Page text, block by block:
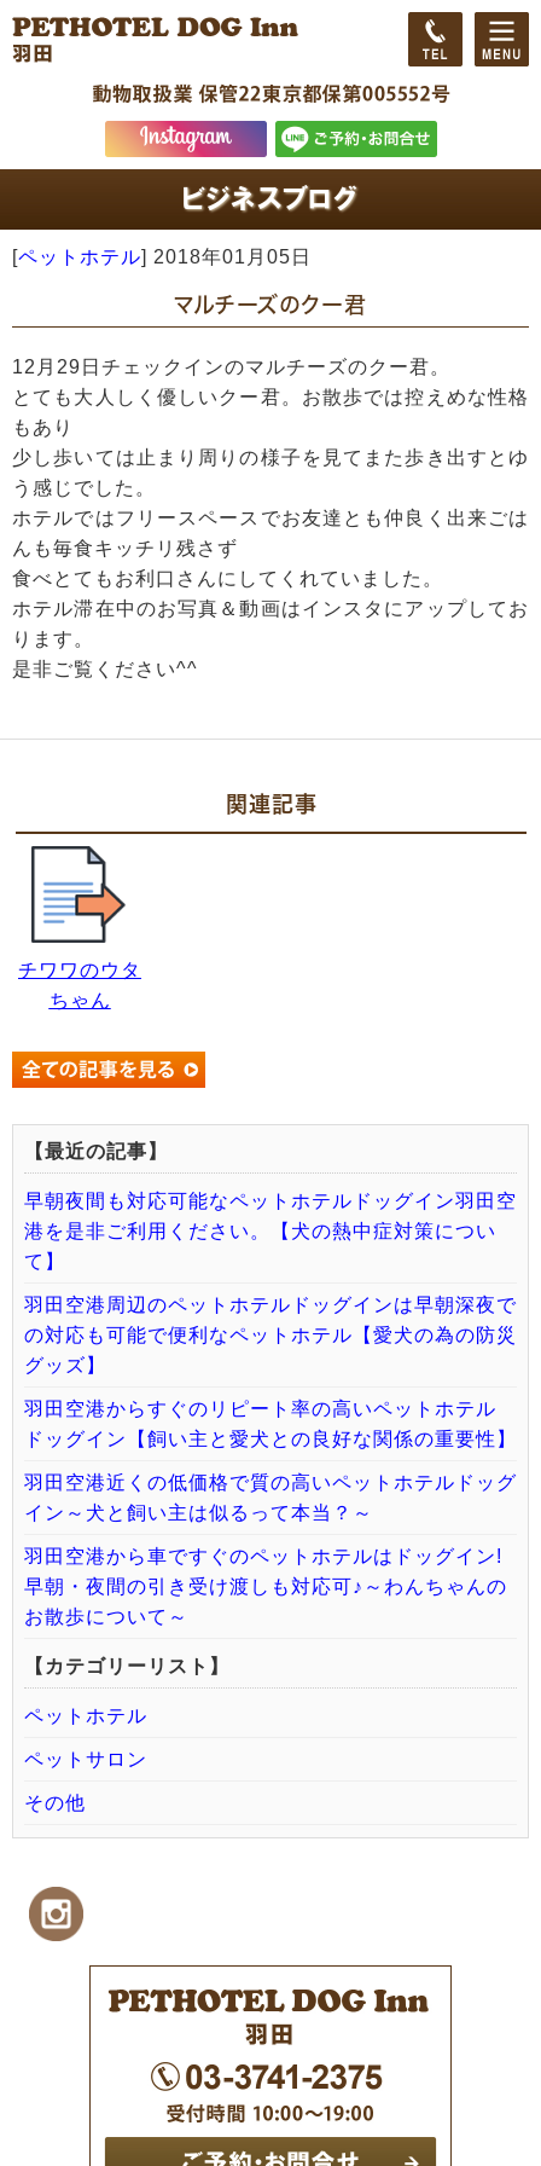
[ペットホテル] 2018年01月05日
マルチーズのクー君
12月29日チェックインのマルチーズのクー君。
とても大人しく優しいクー君。お散歩では控えめな性格
もあり
少し歩いては止まり周りの様子を見てまた歩き出すとゆ
う感じでした。
ホテルではフリースペースでお友達とも仲良く出来ごは
んも毎食キッチリ残さず
食べとてもお利口さんにしてくれていました。
ホテル滞在中のお写真＆動画はインスタにアップしてお
ります。
是非ご覧ください^^
関連記事
チワワのウタ
ちゃん
【最近の記事】
早朝夜間も対応可能なペットホテルドッグイン羽田空
港を是非ご利用ください。【犬の熱中症対策につい
て】
羽田空港周辺のペットホテルドッグインは早朝深夜で
の対応も可能で便利なペットホテル【愛犬の為の防災
グッズ】
羽田空港からすぐのリピート率の高いペットホテル
ドッグイン【飼い主と愛犬との良好な関係の重要性】
羽田空港近くの低価格で質の高いペットホテルドッグ
イン～犬と飼い主は似るって本当？～
羽田空港から車ですぐのペットホテルはドッグイン!
早朝・夜間の引き受け渡しも対応可♪～わんちゃんの
お散歩について～
【カテゴリーリスト】
ペットホテル
ペットサロン
その他